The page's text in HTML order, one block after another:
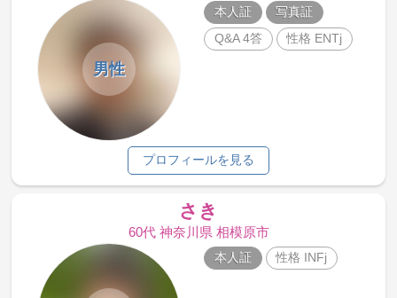
男性
本人証
写真証
Q&A 4答
性格 ENTj
プロフィールを見る
さき
60代 神奈川県 相模原市
本人証 性格 INFj